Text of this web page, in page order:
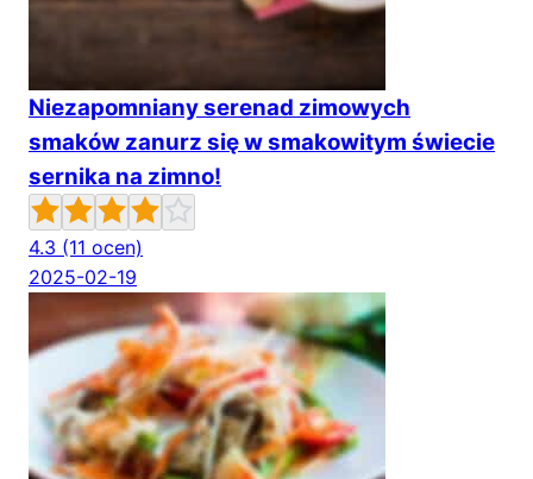
Niezapomniany serenad zimowych
smaków zanurz się w smakowitym świecie
sernika na zimno!
4.3 (11 ocen)
2025-02-19